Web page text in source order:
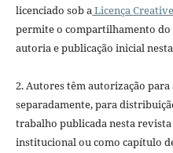
licenciado sob aLicença
permite o compartilhamento
autoria e publicação inicial
2. Autores têm autorização
separadamente, para
trabalho publicada nesta
institucional ou como capítulo